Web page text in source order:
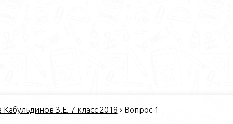
Кабульдинов З.Е. 7 класс 2018 › Вопрос 1